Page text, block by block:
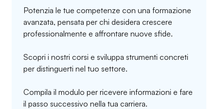
Potenzia le tue competenze con una formazione
avanzata, pensata per chi desidera crescere
professionalmente e affrontare nuove sfide.
Scopri i nostri corsi e sviluppa strumenti concreti
per distinguerti nel tuo settore.
Compila il modulo per ricevere informazioni e fare
il passo successivo nella tua carriera.